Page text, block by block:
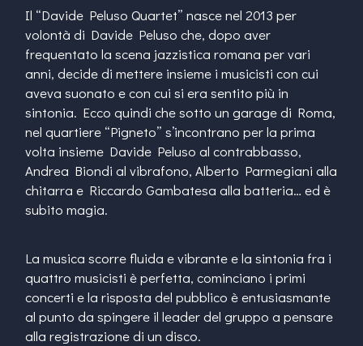
Il “Davide Peluso Quartet” nasce nel 2013 per
volontà di Davide Peluso che, dopo aver
frequentato la scena jazzistica romana per vari
anni, decide di mettere insieme i musicisti con cui
aveva suonato e con cui si era sentito più in
sintonia. Ecco quindi che sotto un garage di Roma,
nel quartiere “Pigneto” s’incontrano per la prima
volta insieme Davide Peluso al contrabbasso,
Andrea Biondi al vibrafono, Alberto Parmegiani alla
chitarra e Riccardo Gambatesa alla batteria… ed è
subito magia.
La musica scorre fluida e vibrante e la sintonia fra i
quattro musicisti è perfetta, cominciano i primi
concerti e la risposta del pubblico è entusiasmante
al punto da spingere il leader del gruppo a pensare
alla registrazione di un disco.